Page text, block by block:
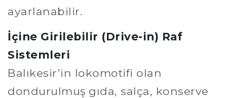
ayarlanabilir.
İçine Girilebilir (Drive-in) Raf
Sistemleri
Balıkesir’in lokomotifi olan
dondurulmuş gıda, salça, konserve